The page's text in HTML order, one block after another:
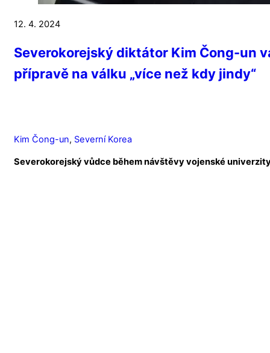
12. 4. 2024
Severokorejský diktátor Kim Čong-un
přípravě na válku „více než kdy jindy“
Kim Čong-un, Severní Korea
Severokorejský vůdce během návštěvy vojenské